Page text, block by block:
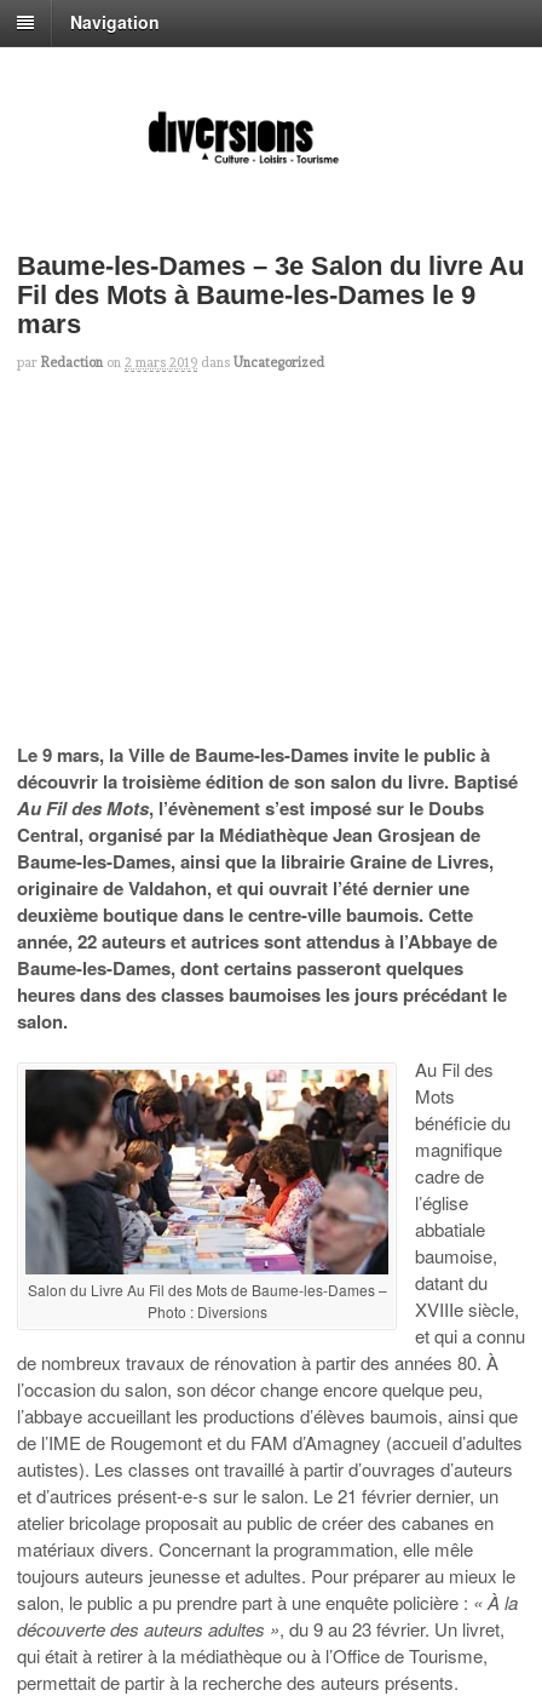
Navigation
Baume-les-Dames – 3e Salon du livre Au
Fil des Mots à Baume-les-Dames le 9
mars
par Redaction on 2 mars 2019 dans Uncategorized
Le 9 mars, la Ville de Baume-les-Dames invite le public à
découvrir la troisième édition de son salon du livre. Baptisé
Au Fil des Mots, l’évènement s’est imposé sur le Doubs
Central, organisé par la Médiathèque Jean Grosjean de
Baume-les-Dames, ainsi que la librairie Graine de Livres,
originaire de Valdahon, et qui ouvrait l’été dernier une
deuxième boutique dans le centre-ville baumois. Cette
année, 22 auteurs et autrices sont attendus à l’Abbaye de
Baume-les-Dames, dont certains passeront quelques
heures dans des classes baumoises les jours précédant le
salon.
Salon du Livre Au Fil des Mots de Baume-les-Dames –
Photo : Diversions
Au Fil des
Mots
bénéficie du
magnifique
cadre de
l’église
abbatiale
baumoise,
datant du
XVIIIe siècle,
et qui a connu
de nombreux travaux de rénovation à partir des années 80. À
l’occasion du salon, son décor change encore quelque peu,
l’abbaye accueillant les productions d’élèves baumois, ainsi que
de l’IME de Rougemont et du FAM d’Amagney (accueil d’adultes
autistes). Les classes ont travaillé à partir d’ouvrages d’auteurs
et d’autrices présent-e-s sur le salon. Le 21 février dernier, un
atelier bricolage proposait au public de créer des cabanes en
matériaux divers. Concernant la programmation, elle mêle
toujours auteurs jeunesse et adultes. Pour préparer au mieux le
salon, le public a pu prendre part à une enquête policière : « À la
découverte des auteurs adultes », du 9 au 23 février. Un livret,
qui était à retirer à la médiathèque ou à l’Office de Tourisme,
permettait de partir à la recherche des auteurs présents.